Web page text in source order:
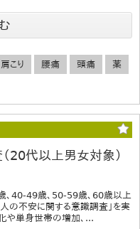
肩こり 腰痛 頭痛 薬
20代以上男女対象）
、40-49歳、50-59歳、60歳以上
の不安に関する意識調査」を実
や単身世帯の増加、...